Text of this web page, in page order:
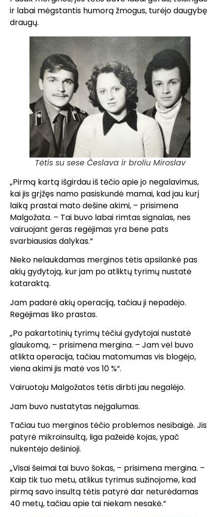
ir labai mėgstantis humorą žmogus, turėjo daugybę
draugų.
Tėtis su sese Česlava ir broliu Miroslav
„Pirmą kartą išgirdau iš tėčio apie jo negalavimus,
kai jis grįžęs namo pasiskundė mamai, kad jau kurį
laiką prastai mato dešine akimi, – prisimena
Malgožata. – Tai buvo labai rimtas signalas, nes
vairuojant geras regėjimas yra bene pats
svarbiausias dalykas.“
Nieko nelaukdamas merginos tėtis apsilankė pas
akių gydytoją, kur jam po atliktų tyrimų nustatė
kataraktą.
Jam padarė akių operaciją, tačiau ji nepadėjo.
Regėjimas liko prastas.
„Po pakartotinių tyrimų tėčiui gydytojai nustatė
glaukomą, – prisimena mergina. – Jam vėl buvo
atlikta operacija, tačiau matomumas vis blogėjo,
viena akimi jis matė vos 10 %“.
Vairuotoju Malgožatos tėtis dirbti jau negalėjo.
Jam buvo nustatytas neįgalumas.
Tačiau tuo merginos tėčio problemos nesibaigė. Jis
patyrė mikroinsultą, liga pažeidė kojas, ypač
nukentėjo dešinioji.
„Visai šeimai tai buvo šokas, – prisimena mergina. –
Kaip tik tuo metu, atlikus tyrimus sužinojome, kad
pirmą savo insultą tėtis patyrė dar neturėdamas
40 metų, tačiau apie tai niekam nesakė.“